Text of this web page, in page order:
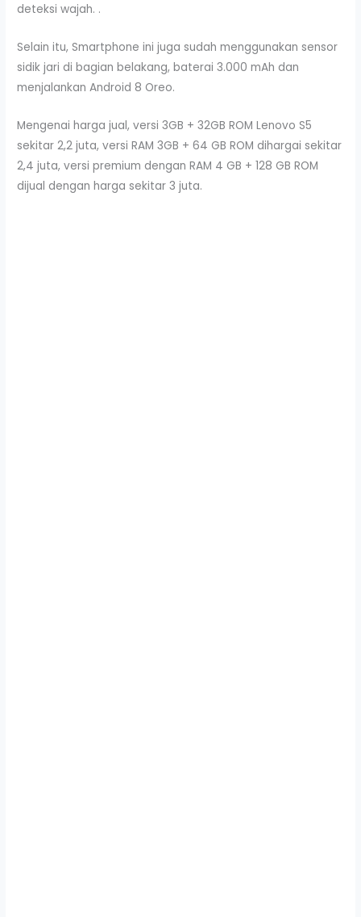
deteksi wajah. .
Selain itu, Smartphone ini juga sudah menggunakan sensor
sidik jari di bagian belakang, baterai 3.000 mAh dan
menjalankan Android 8 Oreo.
Mengenai harga jual, versi 3GB + 32GB ROM Lenovo S5
sekitar 2,2 juta, versi RAM 3GB + 64 GB ROM dihargai sekitar
2,4 juta, versi premium dengan RAM 4 GB + 128 GB ROM
dijual dengan harga sekitar 3 juta.